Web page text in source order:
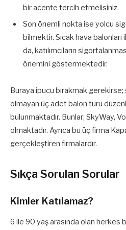
bir acente tercih etmelisiniz.
Son önemli nokta ise yolcu
bilmektir. Sıcak hava balonları
da, katılımcıların
önemini göstermektedir.
Buraya ipucu bırakmak gerekirse;
olmayan üç adet balon turu
bulunmaktadır. Bunlar; SkyWay,
olmaktadır. Ayrıca bu üç firma
gerçekleştiren firmalardır.
Sıkça Sorulan Sorular
Kimler Katılamaz?
6 ile 90 yaş arasında olan herkes